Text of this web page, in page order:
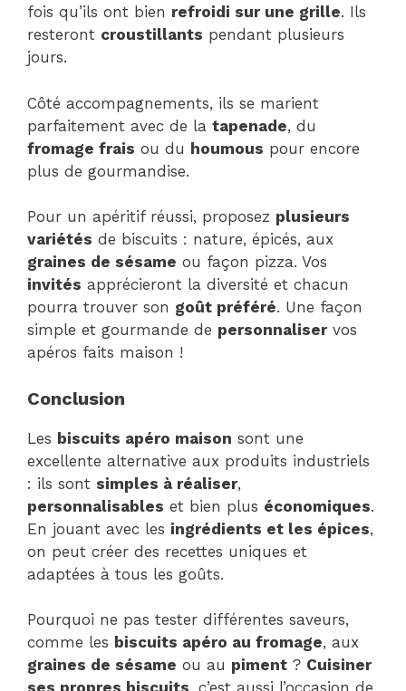
fois qu’ils ont bien refroidi sur une grille. Ils
resteront croustillants pendant plusieurs
jours.
Côté accompagnements, ils se marient
parfaitement avec de la tapenade, du
fromage frais ou du houmous pour encore
plus de gourmandise.
Pour un apéritif réussi, proposez plusieurs
variétés de biscuits : nature, épicés, aux
graines de sésame ou façon pizza. Vos
invités apprécieront la diversité et chacun
pourra trouver son goût préféré. Une façon
simple et gourmande de personnaliservos
apéros faits maison !
Conclusion
Les biscuits apéro maison sont une
excellente alternative aux produits industriels
: ils sont simples à réaliser,
personnalisables et bien plus économiques.
En jouant avec les ingrédients et les épices,
on peut créer des recettes uniques et
adaptées à tous les goûts.
Pourquoi ne pas tester différentes saveurs,
comme les biscuits apéro au fromage, aux
graines de sésame ou au piment ? Cuisiner